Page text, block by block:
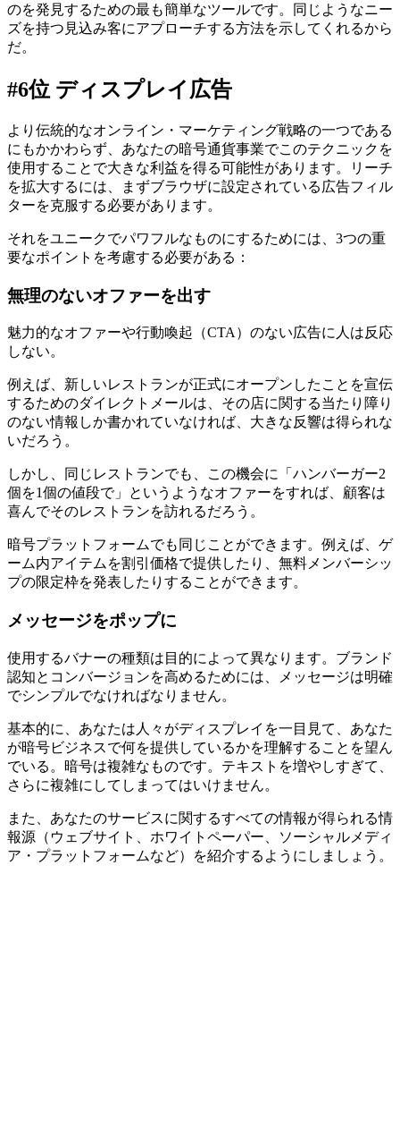
のを発見するための最も簡単なツールです。同じようなニー
ズを持つ見込み客にアプローチする方法を示してくれるから
だ。
#6位 ディスプレイ広告
より伝統的なオンライン・マーケティング戦略の一つである
にもかかわらず、あなたの暗号通貨事業でこのテクニックを
使用することで大きな利益を得る可能性があります。リーチ
を拡大するには、まずブラウザに設定されている広告フィル
ターを克服する必要があります。
それをユニークでパワフルなものにするためには、3つの重
要なポイントを考慮する必要がある：
無理のないオファーを出す
魅力的なオファーや行動喚起（CTA）のない広告に人は反応
しない。
例えば、新しいレストランが正式にオープンしたことを宣伝
するためのダイレクトメールは、その店に関する当たり障り
のない情報しか書かれていなければ、大きな反響は得られな
いだろう。
しかし、同じレストランでも、この機会に「ハンバーガー2
個を1個の値段で」というようなオファーをすれば、顧客は
喜んでそのレストランを訪れるだろう。
暗号プラットフォームでも同じことができます。例えば、ゲ
ーム内アイテムを割引価格で提供したり、無料メンバーシッ
プの限定枠を発表したりすることができます。
メッセージをポップに
使用するバナーの種類は目的によって異なります。ブランド
認知とコンバージョンを高めるためには、メッセージは明確
でシンプルでなければなりません。
基本的に、あなたは人々がディスプレイを一目見て、あなた
が暗号ビジネスで何を提供しているかを理解することを望ん
でいる。暗号は複雑なものです。テキストを増やしすぎて、
さらに複雑にしてしまってはいけません。
また、あなたのサービスに関するすべての情報が得られる情
報源（ウェブサイト、ホワイトペーパー、ソーシャルメディ
ア・プラットフォームなど）を紹介するようにしましょう。